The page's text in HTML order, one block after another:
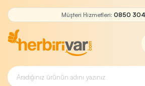
Müşteri Hizmetleri: 0850